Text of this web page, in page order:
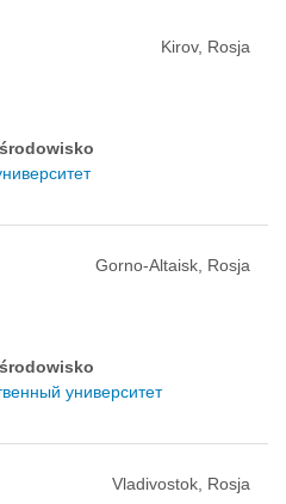
Kirov, Rosja
Gorno-Altaisk, Rosja
университет
Vladivostok, Rosja